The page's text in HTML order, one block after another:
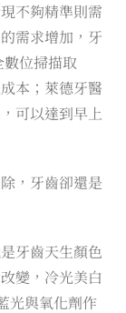
不夠精準則需
需求增加，牙
數位掃描取
本；萊德牙醫
可以達到早上
，牙齒卻還是
牙齒天生顏色
變，冷光美白
光與氧化劑作